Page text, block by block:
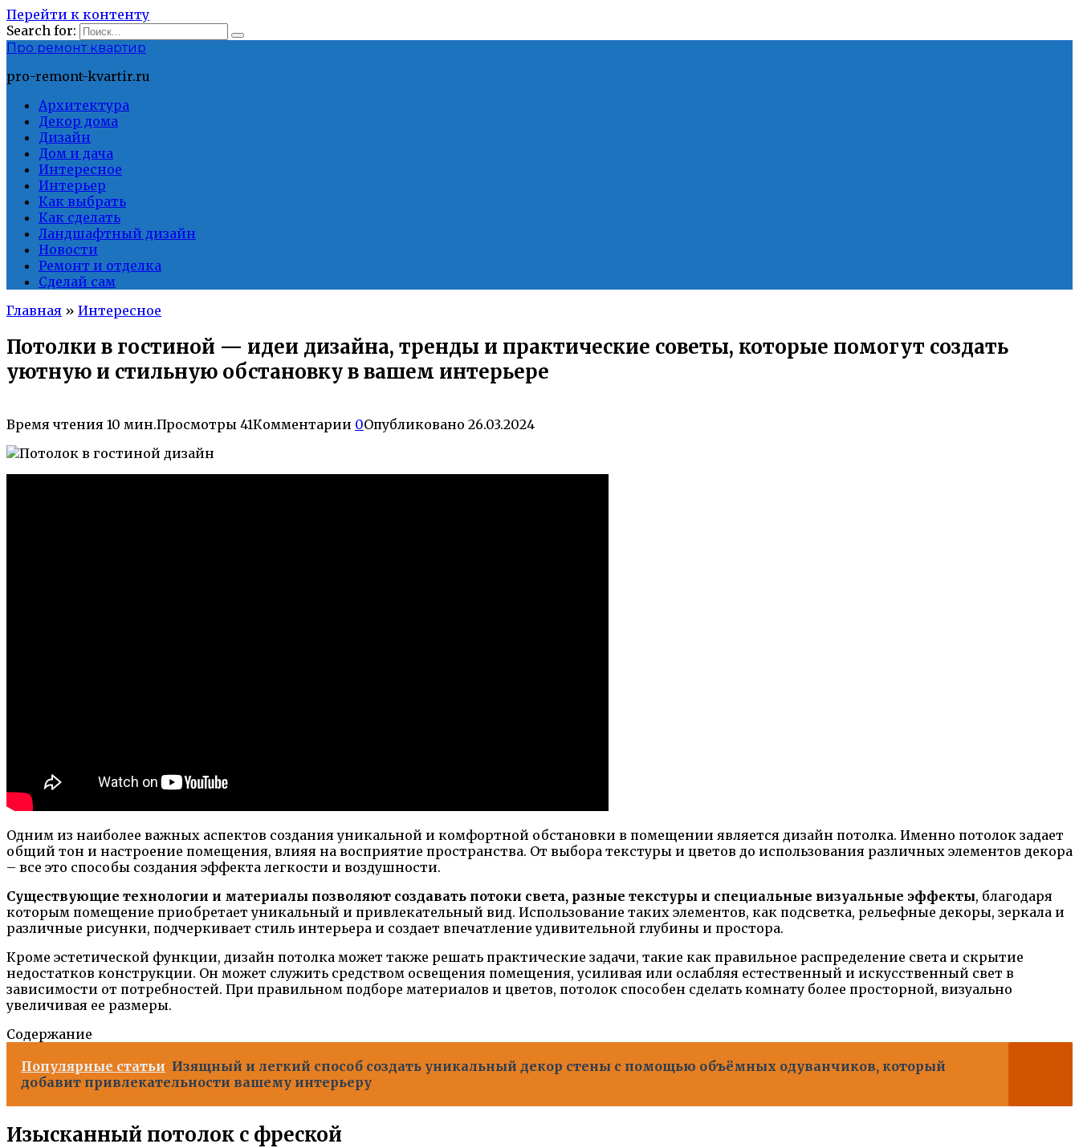
Перейти к контенту
Search for:
Про ремонт квартир
pro-remont-kvartir.ru
Архитектура
Декор дома
Дизайн
Дом и дача
Интересное
Интерьер
Как выбрать
Как сделать
Ландшафтный дизайн
Новости
Ремонт и отделка
Сделай сам
Главная » Интересное
Потолки в гостиной — идеи дизайна, тренды и практические советы, которые помогут создать
уютную и стильную обстановку в вашем интерьере
Время чтения 10 мин.Просмотры 41Комментарии 0Опубликовано 26.03.2024
Одним из наиболее важных аспектов создания уникальной и комфортной обстановки в помещении является дизайн потолка. Именно потолок задает
общий тон и настроение помещения, влияя на восприятие пространства. От выбора текстуры и цветов до использования различных элементов декора
– все это способы создания эффекта легкости и воздушности.
Существующие технологии и материалы позволяют создавать потоки света, разные текстуры и специальные визуальные эффекты, благодаря
которым помещение приобретает уникальный и привлекательный вид. Использование таких элементов, как подсветка, рельефные декоры, зеркала и
различные рисунки, подчеркивает стиль интерьера и создает впечатление удивительной глубины и простора.
Кроме эстетической функции, дизайн потолка может также решать практические задачи, такие как правильное распределение света и скрытие
недостатков конструкции. Он может служить средством освещения помещения, усиливая или ослабляя естественный и искусственный свет в
зависимости от потребностей. При правильном подборе материалов и цветов, потолок способен сделать комнату более просторной, визуально
увеличивая ее размеры.
Содержание
Популярные статьи Изящный и легкий способ создать уникальный декор стены с помощью объёмных одуванчиков, который
добавит привлекательности вашему интерьеру
Изысканный потолок с фреской